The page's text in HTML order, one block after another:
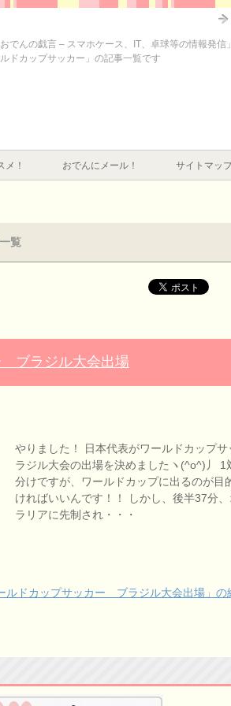
おでんの戯言 – スマホケース、IT、卓球等の情報発信
ドカップサッカー」の記事一覧です
メ！ おでんにメール！ サイトマッ
覧
ブラジル大会出場
やりました！ 日本代表がワールドカップサ
ラジル大会の出場を決めましたヽ(^o^)丿 1
分けですが、ワールドカップに出るのが目
ければいいんです！！ しかし、後半37分、
ラリアに先制され・・・
ルドカップサッカー ブラジル大会出場」の